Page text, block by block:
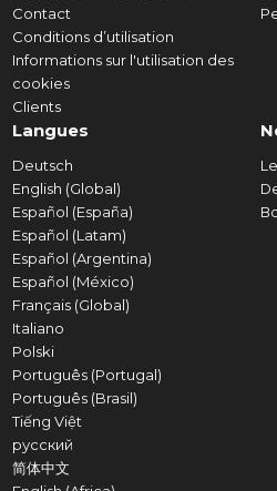
Contact
Conditions d’utilisation
Informations sur l'utilisation des
cookies
Clients
Langues
Deutsch
English (Global)
Español (España)
Español (Latam)
Español (Argentina)
Español (México)
Français (Global)
Italiano
Polski
Português (Portugal)
Português (Brasil)
Tiếng Việt
русский
简体中文